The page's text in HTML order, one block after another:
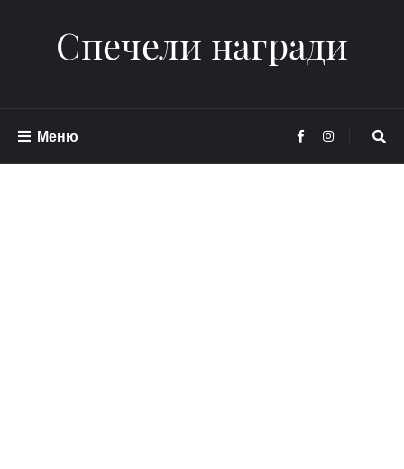
Спечели награди
Меню